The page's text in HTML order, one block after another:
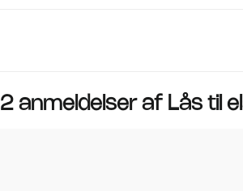
2 anmeldelser af Lås til